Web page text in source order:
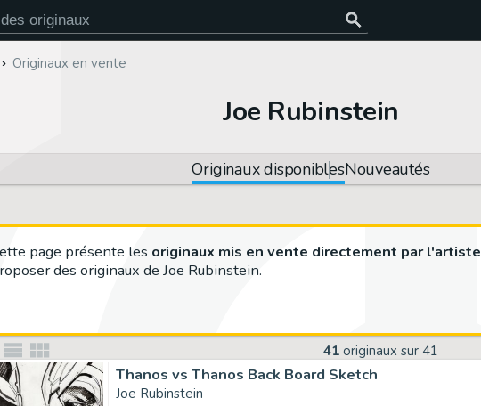
Originaux en vente
Joe Rubinstein
Originaux disponiblesNouveautés
41 originaux sur 41
page présente les originaux mis en vente directement par l'artiste
des originaux de Joe Rubinstein.
Thanos vs Thanos Back Board Sketch
Joe Rubinstein